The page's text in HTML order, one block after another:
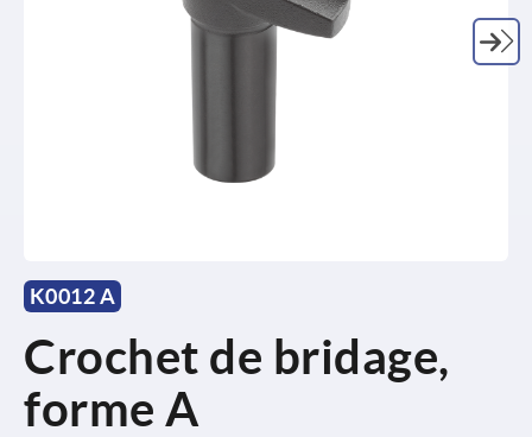
K0012 A
Crochet de bridage,
forme A